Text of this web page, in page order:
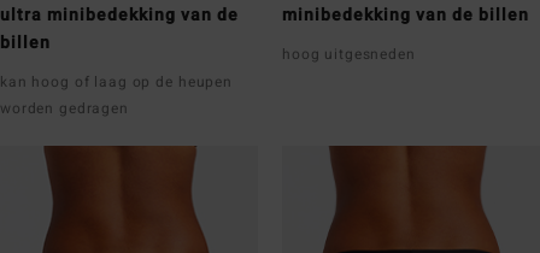
ultra minibedekking van de
billen
kan hoog of laag op de heupen
worden gedragen
minibedekking van de billen
hoog uitgesneden